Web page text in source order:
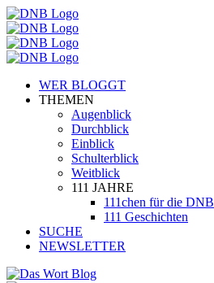
WER BLOGGT
THEMEN
Augenblick
Durchblick
Einblick
Schulterblick
Weitblick
111 JAHRE
111chen für die DNB
111 Geschichten
SUCHE
NEWSLETTER